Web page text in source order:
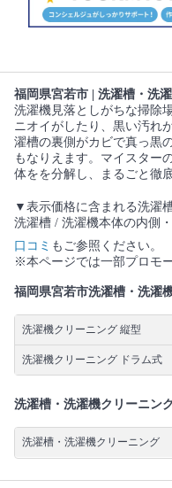
福岡県宮若市 | 洗濯槽・洗
洗濯機見落としがちな掃除
ニオイがしたり、黒い汚れ
濯槽の裏側がカビで真っ黒
もなりえます。マイスター
体をを分解し、まるごと徹
▼表示価格に含まれる洗濯
洗濯槽 / 洗濯機本体の内側
口コミ もご参照ください。
※本ページでは一部プロモ
福岡県宮若市洗濯槽・洗濯
洗濯機クリーニング 縦型
洗濯機クリーニング ドラム式
洗濯槽・洗濯機クリーニン
洗濯槽・洗濯機クリーニング